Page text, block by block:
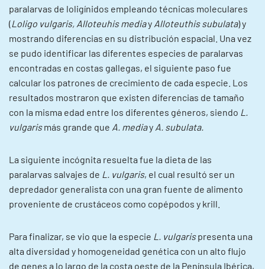
paralarvas de loligínidos empleando técnicas moleculares
(Loligo vulgaris, Alloteuhis mediay Alloteuthis subulata) y
mostrando diferencias en su distribución espacial. Una vez
se pudo identificar las diferentes especies de paralarvas
encontradas en costas gallegas, el siguiente paso fue
calcular los patrones de crecimiento de cada especie. Los
resultados mostraron que existen diferencias de tamaño
con la misma edad entre los diferentes géneros, siendo L.
vulgarismás grande que A. mediay A. subulata.
La siguiente incógnita resuelta fue la dieta de las
paralarvas salvajes de L. vulgaris, el cual resultó ser un
depredador generalista con una gran fuente de alimento
proveniente de crustáceos como copépodos y krill.
Para finalizar, se vio que la especie L. vulgarispresenta una
alta diversidad y homogeneidad genética con un alto flujo
de genes a lo largo de la costa oeste de la Península Ibérica,